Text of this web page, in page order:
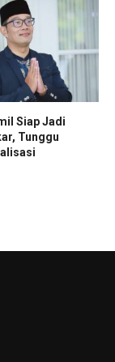
Siap Jadi
Tunggu